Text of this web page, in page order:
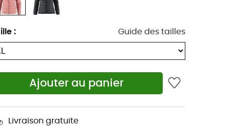
: Guide des tailles
Ajouter au panier
Livraison gratuite